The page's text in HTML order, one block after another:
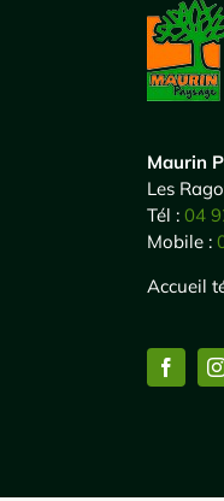
Maurin
Les
Tél : 04
Mobile :
Accueil